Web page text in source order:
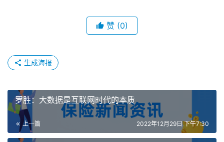
赞 (0)
生成海报
罗胜：大数据是互联网时代的本质
上一篇 2022年12月29日 下午7:30